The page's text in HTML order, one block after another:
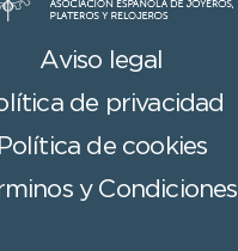
Aviso legal
de privacidad
Política de cookies
y Condiciones